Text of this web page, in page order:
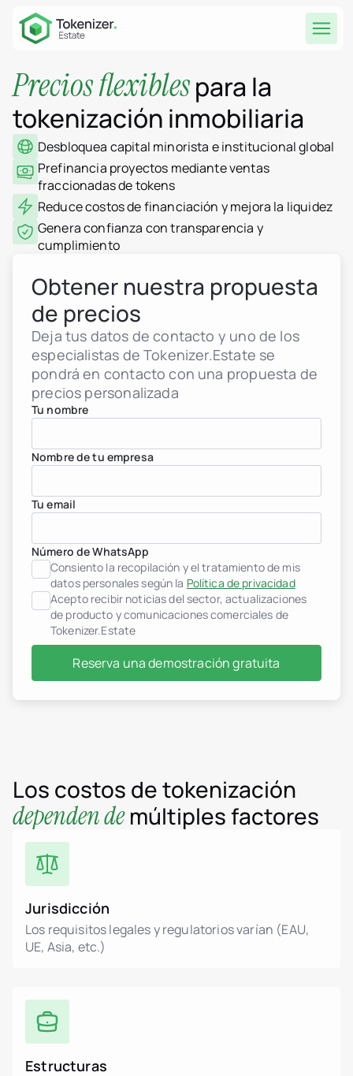
Precios flexiblespara la
tokenización inmobiliaria
Desbloquea capital minorista e institucional global
Prefinancia proyectos mediante ventas
fraccionadas de tokens
Reduce costos de financiación y mejora la liquidez
Genera confianza con transparencia y
cumplimiento
Obtener nuestra propuesta
de precios
Deja tus datos de contacto y uno de los
especialistas de Tokenizer.Estate se
pondrá en contacto con una propuesta de
precios personalizada
Tu nombre
Nombre de tu empresa
Tu email
Número de WhatsApp
Consiento la recopilación y el tratamiento de mis
datos personales según la Política de privacidad
Acepto recibir noticias del sector, actualizaciones
de producto y comunicaciones comerciales de
Tokenizer.Estate
Reserva una demostración gratuita
Los costos de tokenización
dependen demúltiples factores
Jurisdicción
Los requisitos legales y regulatorios varían (EAU,
UE, Asia, etc.)
Estructuras